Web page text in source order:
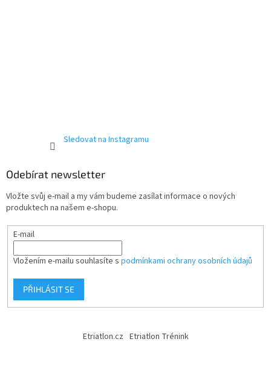
Sledovat na Instagramu
Odebírat newsletter
Vložte svůj e-mail a my vám budeme zasílat informace o nových
produktech na našem e-shopu.
E-mail
Vložením e-mailu souhlasíte s podmínkami ochrany osobních údajů
PŘIHLÁSIT SE
Etriatlon.cz Etriatlon Trénink